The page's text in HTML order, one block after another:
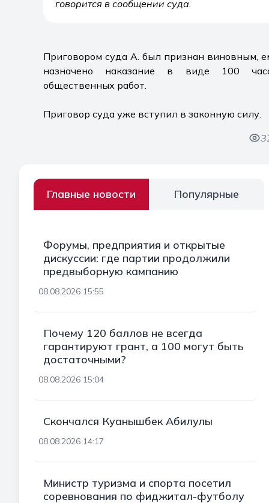
говорится в сообщении суда.
Приговором суда А. был признан виновным,
назначено наказание в виде 100
общественных работ.
Приговор суда уже вступил в законную силу.
Главные новости Популярные
Форумы, предприятия и открытые
дискуссии: где партии продолжили
предвыборную кампанию
08.08.2026 15:55
Почему 120 баллов не всегда
гарантируют грант, а 100 могут быть
достаточными?
08.08.2026 15:04
Скончался Куанышбек Абилулы
08.08.2026 14:17
Министр туризма и спорта посетил
соревнования по фиджитал-футболу